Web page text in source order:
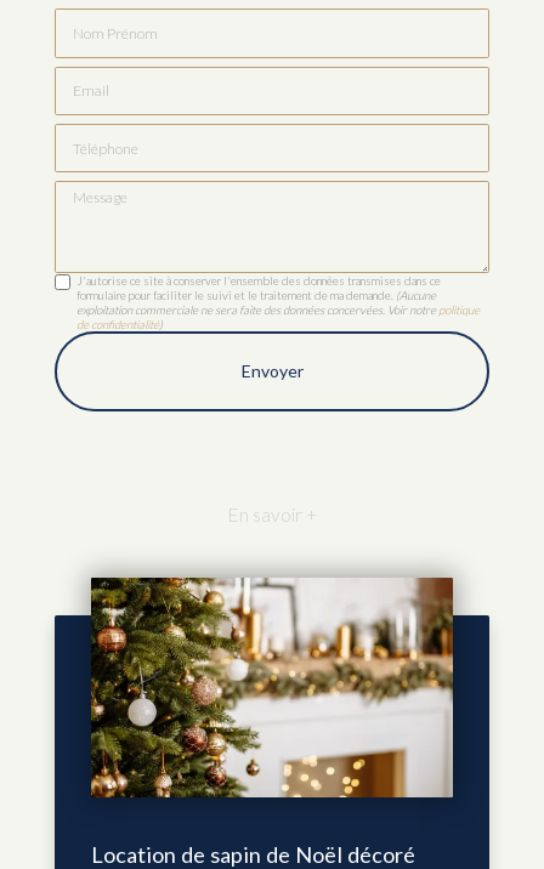
Message
J'autorise ce site à conserver l'ensemble des données transmises dans ce
formulaire pour faciliter le suivi et le traitement de ma demande. (Aucune
exploitation commerciale ne sera faite des données concervées. Voir notrepolitique
de confidentialité)
En savoir +
Location de sapin de Noël décoré